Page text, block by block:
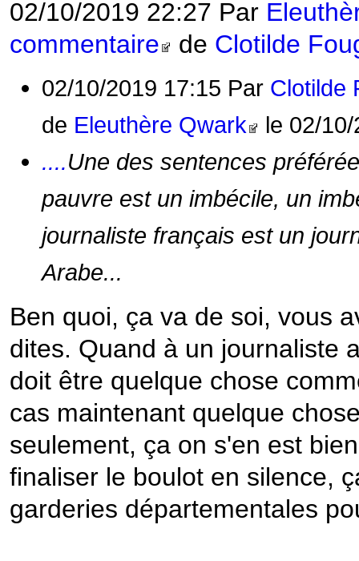
02/10/2019 22:27 Par
commentaire
de Clotilde
02/10/2019 17:15 Par Clotilde
de Eleuthère Qwark
le 02/
....Une des sentences
pauvre est un imbécile, un
journaliste français est un
Arabe...
Ben quoi, ça va de soi, vous
dites. Quand à un journaliste
doit être quelque chose
cas maintenant quelque
seulement, ça on s'en est
finaliser le boulot en silence,
garderies départementales